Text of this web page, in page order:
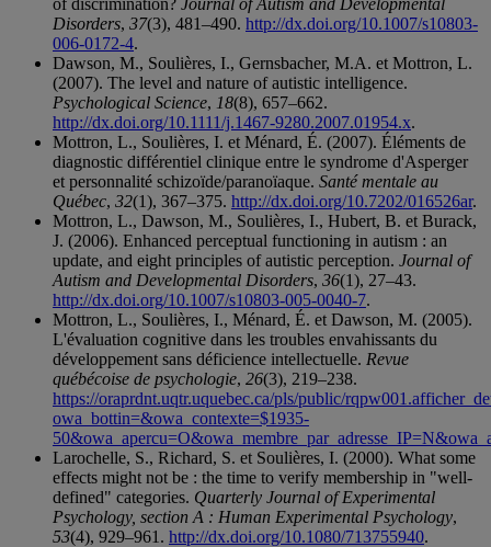
Disorders, 37(3), 481–490. http://dx.doi.org/10.1007/s10803-
006-0172-4.
Dawson, M., Soulières, I., Gernsbacher, M.A. et Mottron, L.
(2007). The level and nature of autistic intelligence.
Psychological Science, 18(8), 657–662.
http://dx.doi.org/10.1111/j.1467-9280.2007.01954.x.
Mottron, L., Soulières, I. et Ménard, É. (2007). Éléments de
diagnostic différentiel clinique entre le syndrome d'Asperger
et personnalité schizoïde/paranoïaque. Santé mentale au
Québec, 32(1), 367–375. http://dx.doi.org/10.7202/016526ar.
Mottron, L., Dawson, M., Soulières, I., Hubert, B. et Burack,
J. (2006). Enhanced perceptual functioning in autism : an
update, and eight principles of autistic perception. Journal of
Autism and Developmental Disorders, 36(1), 27–43.
http://dx.doi.org/10.1007/s10803-005-0040-7.
Mottron, L., Soulières, I., Ménard, É. et Dawson, M. (2005).
L'évaluation cognitive dans les troubles envahissants du
développement sans déficience intellectuelle. Revue
québécoise de psychologie, 26(3), 219–238.
https://oraprdnt.uqtr.uquebec.ca/pls/public/
owa_bottin=&owa_contexte=$1935-
Larochelle, S., Richard, S. et Soulières, I. (2000). What some
effects might not be : the time to verify membership in "well-
defined" categories. Quarterly Journal of Experimental
Psychology, section A : Human Experimental Psychology,
53(4), 929–961. http://dx.doi.org/10.1080/713755940.